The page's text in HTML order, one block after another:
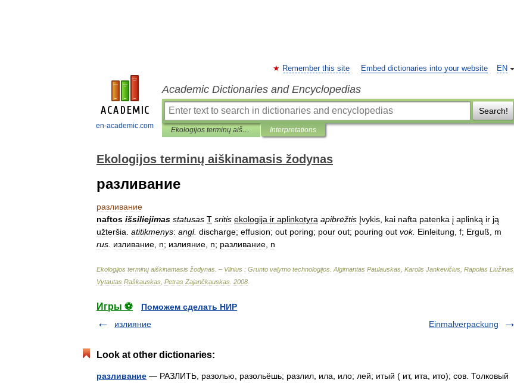
en-academic.com
EN
Remember this site Embed dictionaries into your website
Academic Dictionaries and Encyclopedias
Search!
Ekologijos terminų aiškinamasis žodynas Interpretations
Ekologijos terminų aiškinamasis žodynas
разливание
разливание
naftos išsiliejimas statusas T sritis ekologija ir aplinkotyra apibrėžtis Įvykis kai nafta patenka į aplinką ir ją
užteršia atitikmenys: angl. discharge; effusion; out poring; pour out; pouring out vok. Einleitung f; Erguß
m
rus изливание n; излияние n; разливание n
Ekologijos terminų aiškinamasis žodynas . – Vilnius : Grunto valymo technologijos Algimantas Paulauskas Karolis Jankevičius Rapolas Liužinas
Vytautas Raškauskas Petras Zajančkauskas 2008
Игры ⚽
Поможем сделать НИР
излияние
Einmalverpackung
Look at other dictionaries:
разливание — РАЗЛИТЬ, разолью, разольёшь; разлил, ила, ило; лей; итый ( ит, ита, ито); сов. Толковый